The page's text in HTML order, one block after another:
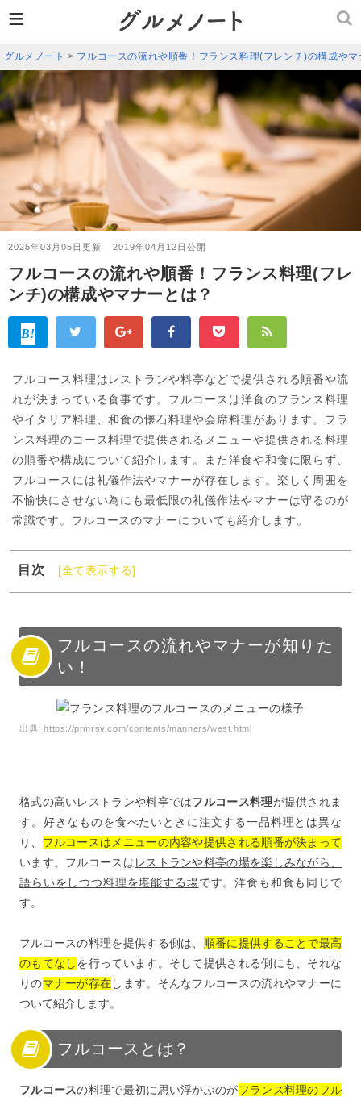
グルメノート > フルコースの流れや順番！フランス料理(フレンチ)の構成や
2025年03月05日更新 2019年04月12日公開
フルコースの流れや順番！フランス料理(フレ
ンチ)の構成やマナーとは？
フルコース料理はレストランや料亭などで提供される順番や流
れが決まっている食事です。フルコースは洋食のフランス料理
やイタリア料理、和食の懐石料理や会席料理があります。フラ
ンス料理のコース料理で提供されるメニューや提供される料理
の順番や構成について紹介します。また洋食や和食に限らず、
フルコースには礼儀作法やマナーが存在します。楽しく周囲を
不愉快にさせない為にも最低限の礼儀作法やマナーは守るのが
常識です。フルコースのマナーについても紹介します。
目次
[全て表示する]
1
フルコースの流れやマナーが知りたい！
3
フルコースメニューの流れと順番：フランス料理
4
フルコースのマナー：洋食
5
フルコースのマナー：和食
フルコースを正しいマナーで楽しもう！
フルコースの流れやマナーが知りた
い！
出典:https://prmrsv.com/contents/manners/west.html
格式の高いレストランや料亭ではフルコース料理が提供されま
す。好きなものを食べたいときに注文する一品料理とは異な
り、 フルコースはメニューの内容や提供される順番が決まって
います。フルコースはレストランや料亭の場を楽しみながら、
語らいをしつつ料理を堪能する場です。洋食も和食も同じで
す。
フルコースの料理を提供する側は、
順番に提供することで最高
のもてなしを行っています。そして提供される側にも、それな
りのマナーが存在します。そんなフルコースの流れやマナーに
ついて紹介します。
フルコースとは？
フルコースの料理で最初に思い浮かぶのがフランス料理のフル
≡